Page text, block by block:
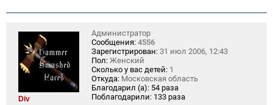
и
Div
Администратор
Сообщения: 4556
Зарегистрирован: 31 июл 2006, 12:43
Пол: Женский
Сколько у вас детей: 1
Откуда: Московская область
Благодарил (а): 54 раза
Поблагодарили: 133 раза